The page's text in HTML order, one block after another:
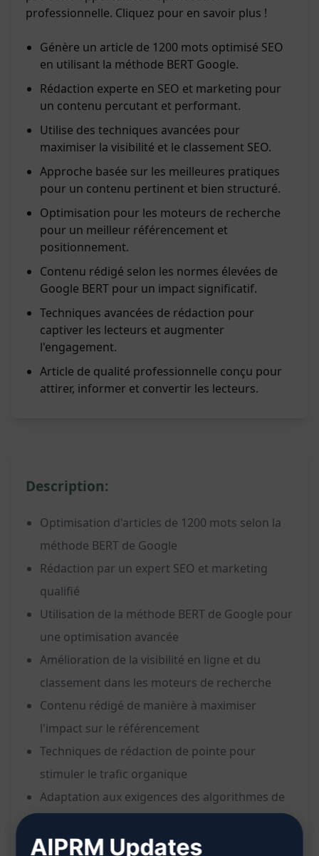
professionnelle. Cliquez pour en savoir plus !
Génère un article de 1200 mots optimisé SEO
en utilisant la méthode BERT Google.
Rédaction experte en SEO et marketing pour
un contenu percutant et performant.
Utilise des techniques avancées pour
maximiser la visibilité et le classement SEO.
Approche basée sur les meilleures pratiques
pour un contenu pertinent et bien structuré.
Optimisation pour les moteurs de recherche
pour un meilleur référencement et
positionnement.
Contenu rédigé selon les normes élevées de
Google BERT pour un impact significatif.
Techniques avancées de rédaction pour
captiver les lecteurs et augmenter
l'engagement.
Article de qualité professionnelle conçu pour
attirer, informer et convertir les lecteurs.
Description:
Optimisation d'articles de 1200 mots selon la
méthode BERT de Google
Rédaction par un expert SEO et marketing
qualifié
Utilisation de la méthode BERT de Google pour
une optimisation avancée
Amélioration de la visibilité en ligne et du
classement dans les moteurs de recherche
Contenu rédigé de manière à maximiser
l'impact sur le référencement
Techniques de rédaction de pointe pour
stimuler le trafic organique
Adaptation aux exigences des algorithmes de
Stratégie SEO efficace pour une meilleure
AIPRM Updates